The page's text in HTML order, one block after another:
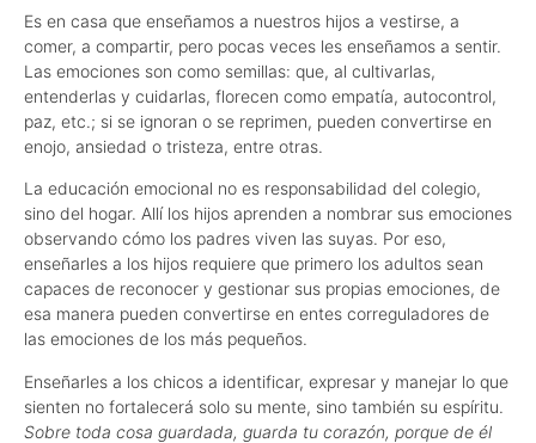
Es en casa que enseñamos a nuestros hijos a vestirse, a
comer, a compartir, pero pocas veces les enseñamos a sentir.
Las emociones son como semillas: que, al cultivarlas,
entenderlas y cuidarlas, florecen como empatía, autocontrol,
paz, etc.; si se ignoran o se reprimen, pueden convertirse en
enojo, ansiedad o tristeza, entre otras.
La educación emocional no es responsabilidad del colegio,
sino del hogar. Allí los hijos aprenden a nombrar sus emociones
observando cómo los padres viven las suyas. Por eso,
enseñarles a los hijos requiere que primero los adultos sean
capaces de reconocer y gestionar sus propias emociones, de
esa manera pueden convertirse en entes correguladores de
las emociones de los más pequeños.
Enseñarles a los chicos a identificar, expresar y manejar lo que
sienten no fortalecerá solo su mente, sino también su espíritu.
Sobre toda cosa guardada, guarda tu corazón, porque de él